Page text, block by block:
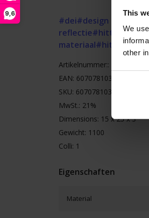
This
We
other
9,6
#dei#design
reflectie#hittefolie
materiaal
Artikelnummer:: 10394
EAN: 607078103949
SKU: 607078103949
MwSt.: 21%
Dimensions: 15 x 25 x 3
Gewicht: 1100
Colli: 1
Eigenschaften
Material